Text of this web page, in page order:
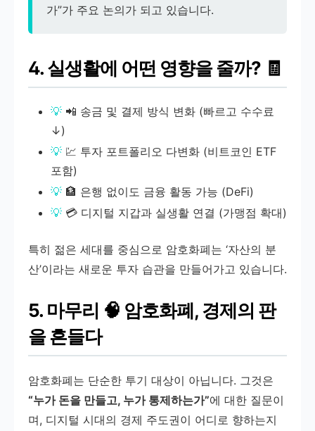
가”가 주요 논의가 되고 있습니다.
4. 실생활에 어떤 영향을 줄까? 🧾
📲 송금 및 결제 방식 변화 (빠르고 수수료
↓)
💹 투자 포트폴리오 다변화 (비트코인 ETF
포함)
🏦 은행 없이도 금융 활동 가능 (DeFi)
💳 디지털 지갑과 실생활 연결 (가맹점 확대)
특히 젊은 세대를 중심으로 암호화폐는 ‘자산의 분
산’이라는 새로운 투자 습관을 만들어가고 있습니다.
5. 마무리 🧠 암호화폐, 경제의 판
을 흔들다
암호화폐는 단순한 투기 대상이 아닙니다. 그것은
“누가 돈을 만들고, 누가 통제하는가”에 대한 질문이
며, 디지털 시대의 경제 주도권이 어디로 향하는지